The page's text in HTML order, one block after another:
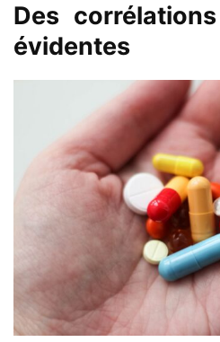
Des
évidentes